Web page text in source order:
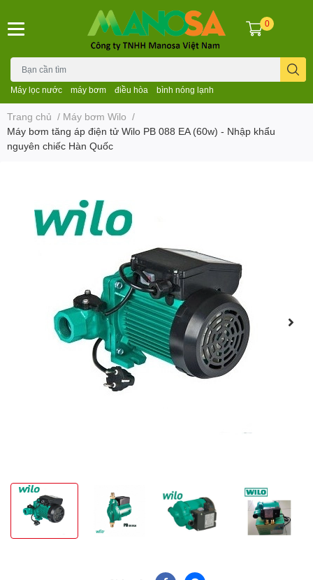
Máy lọc nước máy bơm điều hòa bình nóng lạnh
0
Trang chủ / Máy bơm Wilo /
Máy bơm tăng áp điện tử Wilo PB 088 EA (60w) - Nhập khẩu
nguyên chiếc Hàn Quốc